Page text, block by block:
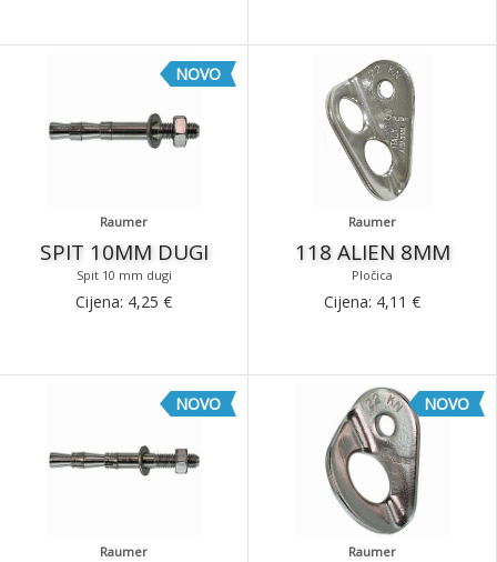
Raumer
SPIT 10MM DUGI
Spit 10 mm dugi
NOVO
Cijena: 4,25 €
Raumer
118 ALIEN 8MM
Pločica
Cijena: 4,11 €
Raumer
NOVO
Raumer
NOVO